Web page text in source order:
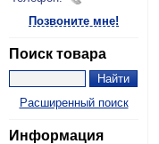
Позвоните мне!
Поиск товара
Расширенный поиск
Информация